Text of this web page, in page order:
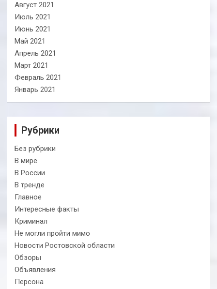
Август 2021
Июль 2021
Июнь 2021
Май 2021
Апрель 2021
Март 2021
Февраль 2021
Январь 2021
Рубрики
Без рубрики
В мире
В России
В тренде
Главное
Интересные факты
Криминал
Не могли пройти мимо
Новости Ростовской области
Обзоры
Объявления
Персона